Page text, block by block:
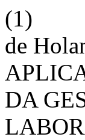
(1)
de
DA